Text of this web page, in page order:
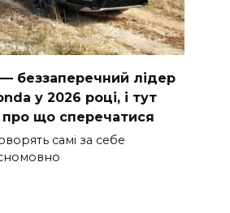
беззаперечний лідер
у 2026 році, і тут
про що сперечатися
самі за себе